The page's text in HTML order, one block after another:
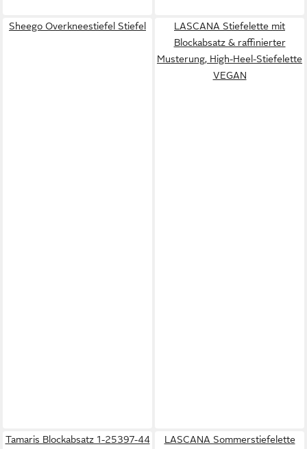
Sheego Overkneestiefel Stiefel
LASCANA Stiefelette mit
Blockabsatz & raffinierter
Musterung, High-Heel-Stiefelette
VEGAN
Tamaris Blockabsatz 1-25397-44
LASCANA Sommerstiefelette